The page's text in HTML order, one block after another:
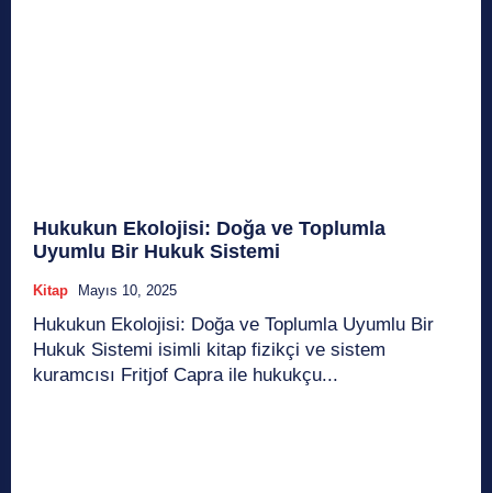
Hukukun Ekolojisi: Doğa ve Toplumla
Uyumlu Bir Hukuk Sistemi
Kitap Mayıs 10, 2025
Hukukun Ekolojisi: Doğa ve Toplumla Uyumlu Bir
Hukuk Sistemi isimli kitap fizikçi ve sistem
kuramcısı Fritjof Capra ile hukukçu...